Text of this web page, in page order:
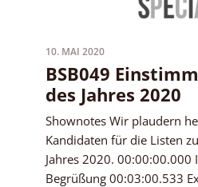
10. MAI 2020
BSB049
des Jahres 2020
Shownotes Wir plaudern
Kandidaten für die Listen
Jahres 2020.
Begrüßung 00:03:00.533